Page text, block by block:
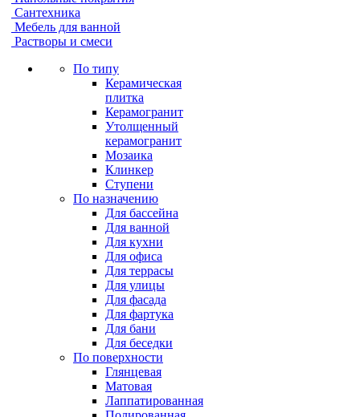
Сантехника
Мебель для ванной
Растворы и смеси
По типу
Керамическая
плитка
Керамогранит
Утолщенный
керамогранит
Мозаика
Клинкер
Ступени
По назначению
Для бассейна
Для ванной
Для кухни
Для офиса
Для террасы
Для улицы
Для фасада
Для фартука
Для бани
Для беседки
По поверхности
Глянцевая
Матовая
Лаппатированная